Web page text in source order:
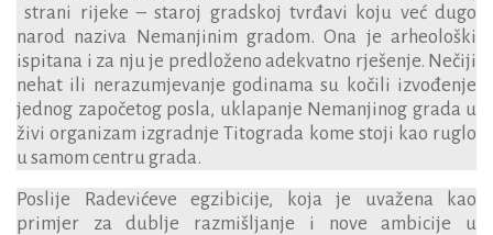
strani rijeke –staroj gradskoj tvrđavi koju većdugo
narod
naziva Nemanjinim gradom.Ona je arheološki
ispitana i za nju je predloženo adekvatno rješenje. Nečiji
nehat ili nerazumjevanje godinama su kočili izvođenje
jednog započetog posla, uklapanje Nemanjinog grada u
živi organizam izgradnje Titograda kome stoji kao ruglo
u samom centru grada.
Poslije Radevićeve egzibicije, koja je uvažena kao
primjer za dublje razmišljanje i nove ambicije u